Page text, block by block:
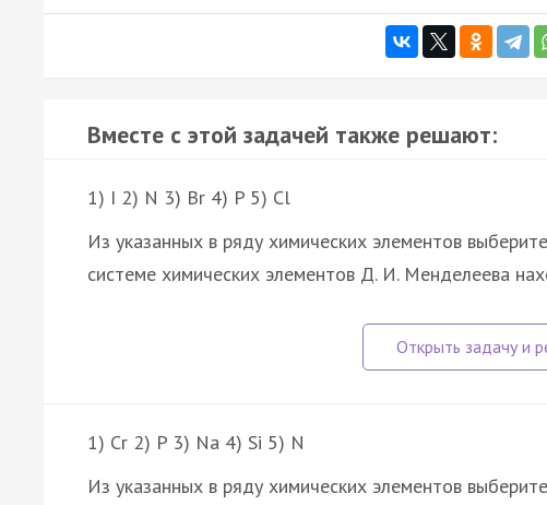
Вместе с этой задачей также решают:
1) I 2) N 3) Br 4) P 5) Cl
Из указанных в ряду химических элементов
системе химических элементов Д. И. Менделеева
1) Cr 2) P 3) Na 4) Si 5) N
Из указанных в ряду химических элементов